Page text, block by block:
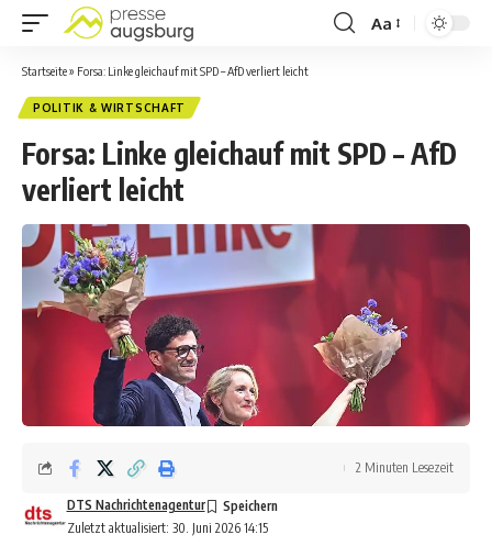
Aa
Startseite» Forsa: Linke gleichauf mit SPD – AfD verliert leicht
POLITIK & WIRTSCHAFT
Forsa: Linke gleichauf mit SPD – AfD
verliert leicht
Zuletzt aktualisiert: 30. Juni 2026 14:15
DTS Nachrichtenagentur
2 Minuten Lesezeit